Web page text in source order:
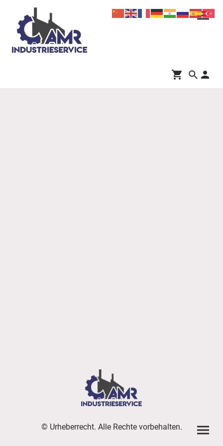
© Urheberrecht. Alle Rechte vorbehalten.